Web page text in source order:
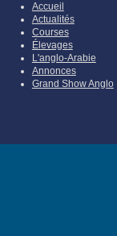
Accueil
Actualités
Courses
Élevages
L'anglo-Arabie
Annonces
Grand Show Anglo